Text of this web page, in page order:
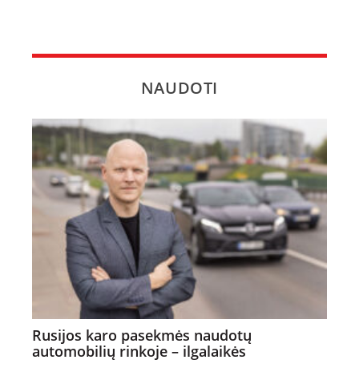
NAUDOTI
Rusijos karo pasekmės naudotų
automobilių rinkoje – ilgalaikės